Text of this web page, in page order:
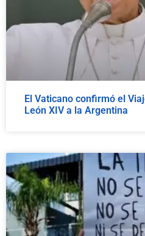
El Vaticano confirmó el
León XIV a la Argentina